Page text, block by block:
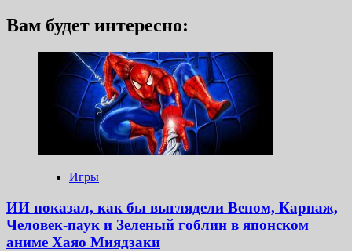
Вам будет интересно:
Игры
ИИ показал, как бы выглядели Веном, Карнаж,
Человек-паук и Зеленый гоблин в японском
аниме Хаяо Миядзаки